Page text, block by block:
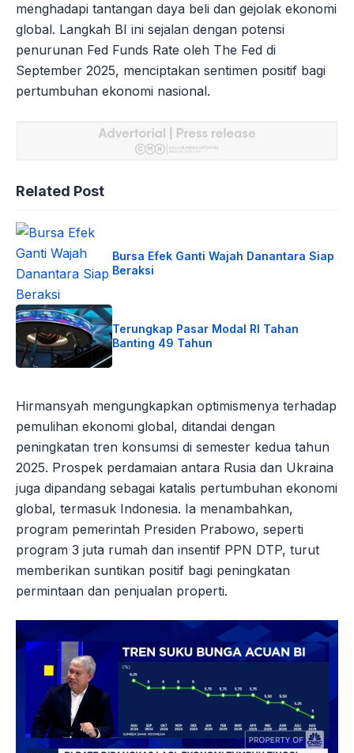
menghadapi tantangan daya beli dan gejolak ekonomi
global. Langkah BI ini sejalan dengan potensi
penurunan Fed Funds Rate oleh The Fed di
September 2025, menciptakan sentimen positif bagi
pertumbuhan ekonomi nasional.
Related Post
Bursa Efek Ganti Wajah Danantara Siap
Beraksi
Terungkap Pasar Modal RI Tahan
Banting 49 Tahun
Hirmansyah mengungkapkan optimismenya terhadap
pemulihan ekonomi global, ditandai dengan
peningkatan tren konsumsi di semester kedua tahun
2025. Prospek perdamaian antara Rusia dan Ukraina
juga dipandang sebagai katalis pertumbuhan ekonomi
global, termasuk Indonesia. Ia menambahkan,
program pemerintah Presiden Prabowo, seperti
program 3 juta rumah dan insentif PPN DTP, turut
memberikan suntikan positif bagi peningkatan
permintaan dan penjualan properti.